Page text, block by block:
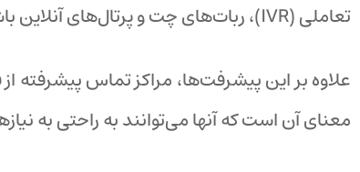
تعاملی (IVR)، ربات‌های چت و پرتال‌های آنلاین باشد.
علاوه بر این پیشرفت‌ها، مراکز تماس پیشرفته
معنای آن است که آنها می‌توانند به راحتی به